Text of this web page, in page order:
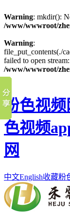
Warning: mkdir():
/www/wwwroot/
Warning:
file_put_contents(./
failed to open
/www/wwwroot/
粉色视
色视频
网
中文English收藏粉